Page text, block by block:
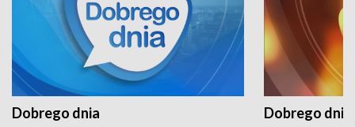
Dobrego dnia Dobrego dnia